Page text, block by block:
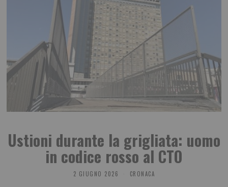
Ustioni durante la grigliata: uomo
in codice rosso al CTO
2 GIUGNO 2026 CRONACA